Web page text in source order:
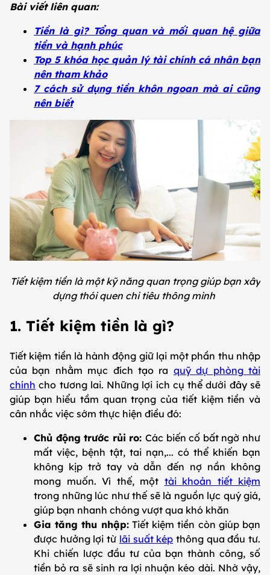
Bài viết liên quan:
Tiền là gì? Tổng quan và mối quan hệ giữa
tiền và hạnh phúc
Top 5 khóa học quản lý tài chính cá nhân bạn
nên tham khảo
7 cách sử dụng tiền khôn ngoan mà ai cũng
nên biết
Tiết kiệm tiền là một kỹ năng quan trọng giúp bạn xây
dựng thói quen chi tiêu thông minh
1. Tiết kiệm tiền là gì?
Tiết kiệm tiền là hành động giữ lại một phần thu nhập
của bạn nhằm mục đích tạo ra quỹ dự phòng tài
chính cho tương lai. Những lợi ích cụ thể dưới đây sẽ
giúp bạn hiểu tầm quan trọng của tiết kiệm tiền và
cân nhắc việc sớm thực hiện điều đó:
Chủ động trước rủi ro: Các biến cố bất ngờ như
mất việc, bệnh tật, tai nạn,... có thể khiến bạn
không kịp trở tay và dẫn đến nợ nần không
mong muốn. Vì thế, một tài khoản tiết kiệm
trong những lúc như thế sẽ là nguồn lực quý giá,
giúp bạn nhanh chóng vượt qua khó khăn
Gia tăng thu nhập:Tiết kiệm tiền còn giúp bạn
được hưởng lợi từ lãi suất kép thông qua đầu tư.
Khi chiến lược đầu tư của bạn thành công, số
tiền bỏ ra sẽ sinh ra lợi nhuận kéo dài. Nhờ vậy,